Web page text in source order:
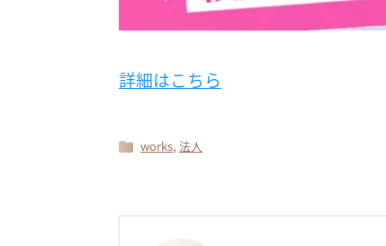
詳細はこちら
works, 法人